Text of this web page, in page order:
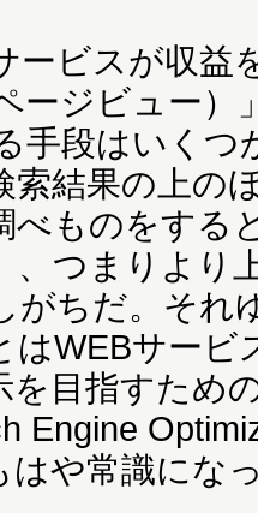
ービスが収益
ージビュー）
手段はいくつ
索結果の上の
べものをする
、つまりより
がちだ。それ
はWEBサービ
を目指すため
Engine
はや常識にな